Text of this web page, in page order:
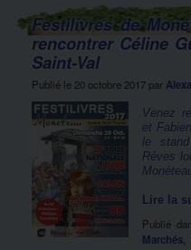
Festilivres de
rencontrer Céline
Saint-Val
Publié le 20 octobre 2017 par
Venez
et
le
Rêves
Lire la
Publié